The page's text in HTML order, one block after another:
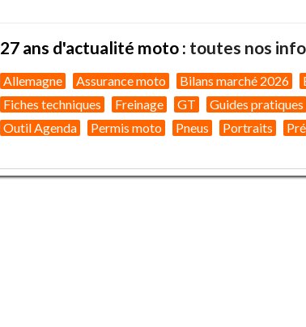
27 ans d'actualité moto : toutes nos
Allemagne Assurance moto Bilans marché 2026
Fiches techniques
Freinage GT Guides pratiques
Outil Agenda
Permis moto Pneus Portraits